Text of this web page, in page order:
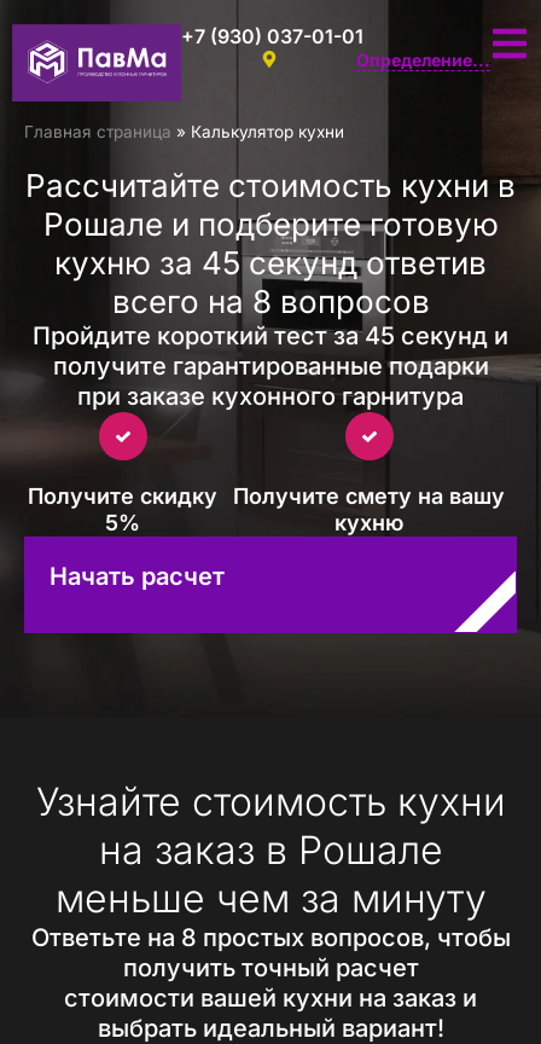
+7 (930) 037-01-01
Определение...
Главная страница » Калькулятор кухни
Рассчитайте стоимость кухни в
Рошале и подберите готовую
кухню за 45 секунд ответив
всего на 8 вопросов
Пройдите короткий тест за 45 секунд и
получите гарантированные подарки
при заказе кухонного гарнитура
Получите скидку
5%
Получите смету на вашу
кухню
Начать расчет
Узнайте стоимость кухни
на заказ в Рошале
меньше чем за минуту
Ответьте на 8 простых вопросов, чтобы
получить точный расчет
стоимости вашей кухни на заказ и
выбрать идеальный вариант!